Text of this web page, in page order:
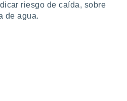
riesgo de caída, sobre
de agua.